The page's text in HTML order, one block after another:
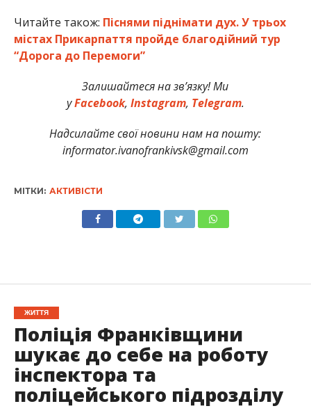
Читайте також: Піснями піднімати дух. У трьох
містах Прикарпаття пройде благодійний тур
“Дорога до Перемоги”
Залишайтеся на зв’язку! Ми
уFacebook, Instagram, Telegram.
Надсилайте свої новини нам на пошту:
informator.ivanofrankivsk@gmail.com
МІТКИ: АКТИВІСТИ
ЖИТТЯ
Поліція Франківщини
шукає до себе на роботу
інспектора та
поліцейського підрозділу